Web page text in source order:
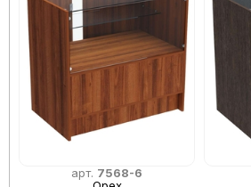
арт. 7568-6